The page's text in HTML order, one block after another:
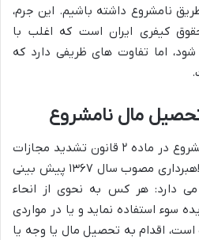
نامشروع داشته باشیم. این جرم،
کیفری ایران است که اغلب با
شود، اما تفاوت های ظریفی دارد که
مال نامشروع
جرم تحصیل مال از طریق نامشروع در ماده ۲ قانون تشدید مجازات
مرتکبین ارتشاء، اختلاس و کلاهبرداری مصوب سال ۱۳۶۷ پیش بینی
دارد: هر کس به نحوی از انحاء
سوء استفاده نماید و یا در مواردی
است، اقدام به تحصیل مال یا وجه یا